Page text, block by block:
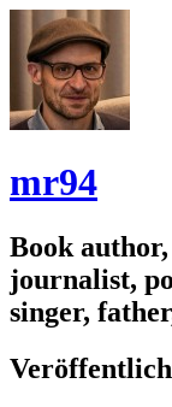
mr94
Book
journalist,
singer,